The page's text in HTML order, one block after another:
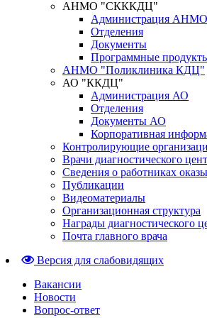
АНМО "СКККДЦ"
Администрация АНМО
Отделения
Документы
Программные
АНМО "Поликлиника КДЦ"
АО "ККДЦ"
Администрация АО
Отделения
Документы АО
Корпоративная
Контролирующие
Врачи диагностического
Сведения о работниках
Публикации
Видеоматериалы
Организационная структура
Награды диагностического
Почта главного врача
Версия для слабовидящих
Вакансии
Новости
Вопрос-ответ